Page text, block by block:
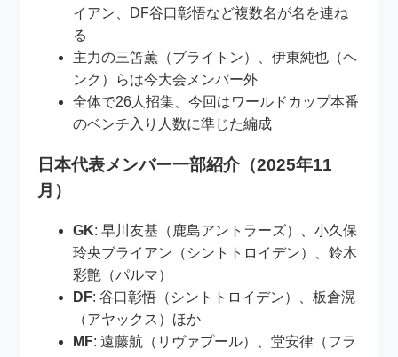
イアン、DF谷口彰悟など複数名が名を連ね
る
主力の三笘薫（ブライトン）、伊東純也（ヘ
ンク）らは今大会メンバー外
全体で26人招集、今回はワールドカップ本番
のベンチ入り人数に準じた編成
日本代表メンバー一部紹介（2025年11
月）
GK: 早川友基（鹿島アントラーズ）、小久保
玲央ブライアン（シントトロイデン）、鈴木
彩艶（パルマ）
DF: 谷口彰悟（シントトロイデン）、板倉滉
（アヤックス）ほか
MF: 遠藤航（リヴァプール）、堂安律（フラ